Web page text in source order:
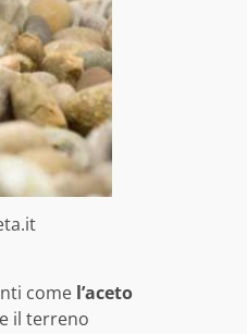
come l’aceto
il terreno